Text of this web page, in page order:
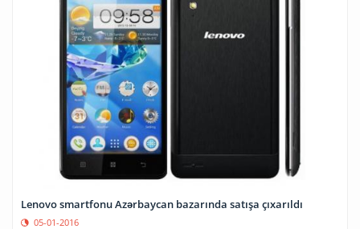
Lenovo smartfonu Azərbaycan bazarında satışa çıxarıldı
05-01-2016